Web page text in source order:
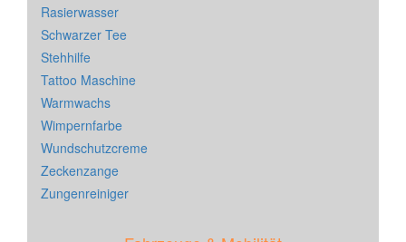
Rasierwasser
Schwarzer Tee
Stehhilfe
Tattoo Maschine
Warmwachs
Wimpernfarbe
Wundschutzcreme
Zeckenzange
Zungenreiniger